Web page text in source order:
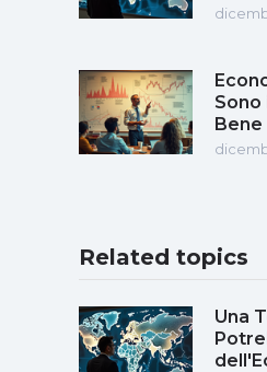
Sono
Bene
Related topics
Una